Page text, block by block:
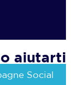
aiutarti
Social